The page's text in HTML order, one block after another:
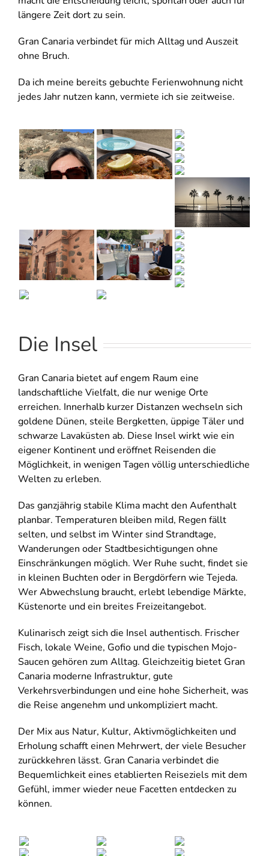
längere Zeit dort zu sein.
Gran Canaria verbindet für mich Alltag und Auszeit
ohne Bruch.
Da ich meine bereits gebuchte Ferienwohnung nicht
jedes Jahr nutzen kann, vermiete ich sie zeitweise.
Die Insel
Gran Canaria bietet auf engem Raum eine
landschaftliche Vielfalt, die nur wenige Orte
erreichen. Innerhalb kurzer Distanzen wechseln sich
goldene Dünen, steile Bergketten, üppige Täler und
schwarze Lavaküsten ab. Diese Insel wirkt wie ein
eigener Kontinent und eröffnet Reisenden die
Möglichkeit, in wenigen Tagen völlig unterschiedliche
Welten zu erleben.
Das ganzjährig stabile Klima macht den Aufenthalt
planbar. Temperaturen bleiben mild, Regen fällt
selten, und selbst im Winter sind Strandtage,
Wanderungen oder Stadtbesichtigungen ohne
Einschränkungen möglich. Wer Ruhe sucht, findet sie
in kleinen Buchten oder in Bergdörfern wie Tejeda.
Wer Abwechslung braucht, erlebt lebendige Märkte,
Küstenorte und ein breites Freizeitangebot.
Kulinarisch zeigt sich die Insel authentisch. Frischer
Fisch, lokale Weine, Gofio und die typischen Mojo-
Saucen gehören zum Alltag. Gleichzeitig bietet Gran
Canaria moderne Infrastruktur, gute
Verkehrsverbindungen und eine hohe Sicherheit, was
die Reise angenehm und unkompliziert macht.
Der Mix aus Natur, Kultur, Aktivmöglichkeiten und
Erholung schafft einen Mehrwert, der viele Besucher
zurückkehren lässt. Gran Canaria verbindet die
Bequemlichkeit eines etablierten Reiseziels mit dem
Gefühl, immer wieder neue Facetten entdecken zu
können.